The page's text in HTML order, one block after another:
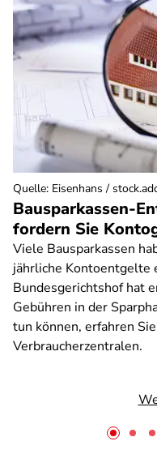
Bausparkassen-
fordern Sie
Viele Bausparkassen
jährliche Kontoentgelte
Bundesgerichtshof hat
Gebühren in der
tun können, erfahren
Verbraucherzentralen.
Quelle: Eisenhans /